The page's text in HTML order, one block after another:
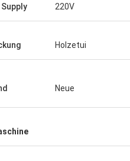
Pakete sind
220V
Holzetui
Neue